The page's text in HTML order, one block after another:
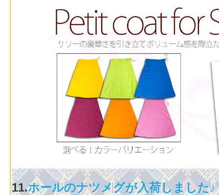
11.ホールのナツメグが入荷しました♪